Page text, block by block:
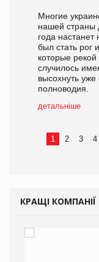
Многие
нашей страны
года
был стать рог
которые
случилось
высохнуть уже
полноводия.
детальніше
1 2 3 4
КРАЩІ КОМПАНІЇ